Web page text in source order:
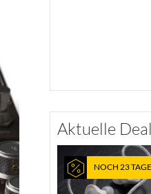
Aktuelle
NOCH 23 TAGE